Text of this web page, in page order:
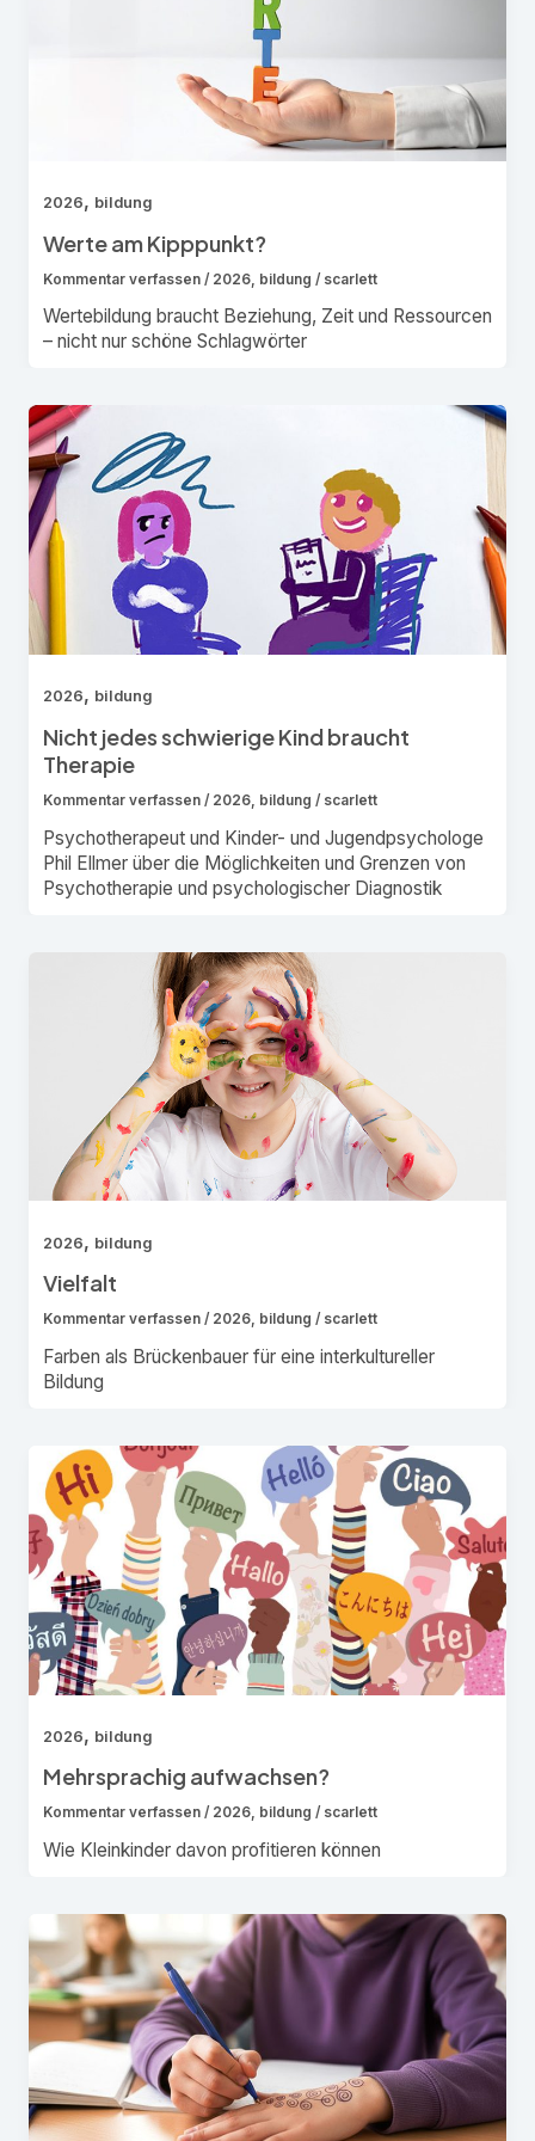
2026, bildung
Werte am Kipppunkt?
Kommentar verfassen / 2026, bildung / scarlett
Wertebildung braucht Beziehung, Zeit und Ressourcen
– nicht nur schöne Schlagwörter
2026, bildung
Nicht jedes schwierige Kind braucht
Therapie
Kommentar verfassen / 2026, bildung / scarlett
Psychotherapeut und Kinder- und Jugendpsychologe
Phil Ellmer über die Möglichkeiten und Grenzen von
Psychotherapie und psychologischer Diagnostik
2026, bildung
Vielfalt
Kommentar verfassen / 2026, bildung / scarlett
Farben als Brückenbauer für eine interkultureller
Bildung
2026, bildung
Mehrsprachig aufwachsen?
Kommentar verfassen / 2026, bildung / scarlett
Wie Kleinkinder davon profitieren können